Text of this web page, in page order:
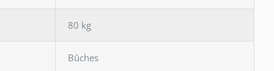
80 kg
Bûches